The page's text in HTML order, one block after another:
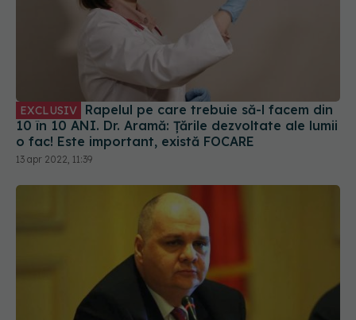
EXCLUSIV
10 în 10 ANI. Dr. Aramă: Țările dezvoltate ale lumii
o fac! Este important, există FOCARE
13 apr 2022, 11:39